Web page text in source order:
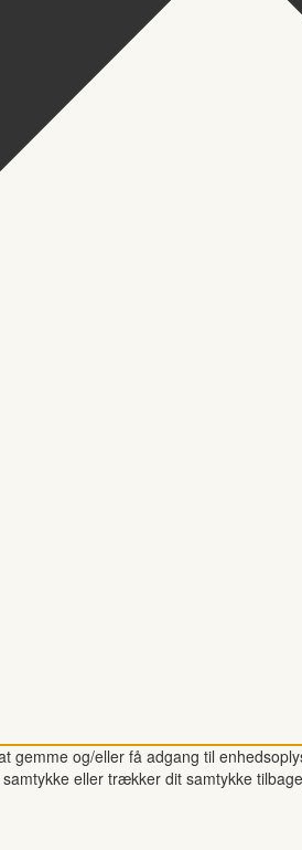
og/eller få adgang til
eller trækker dit samtykke